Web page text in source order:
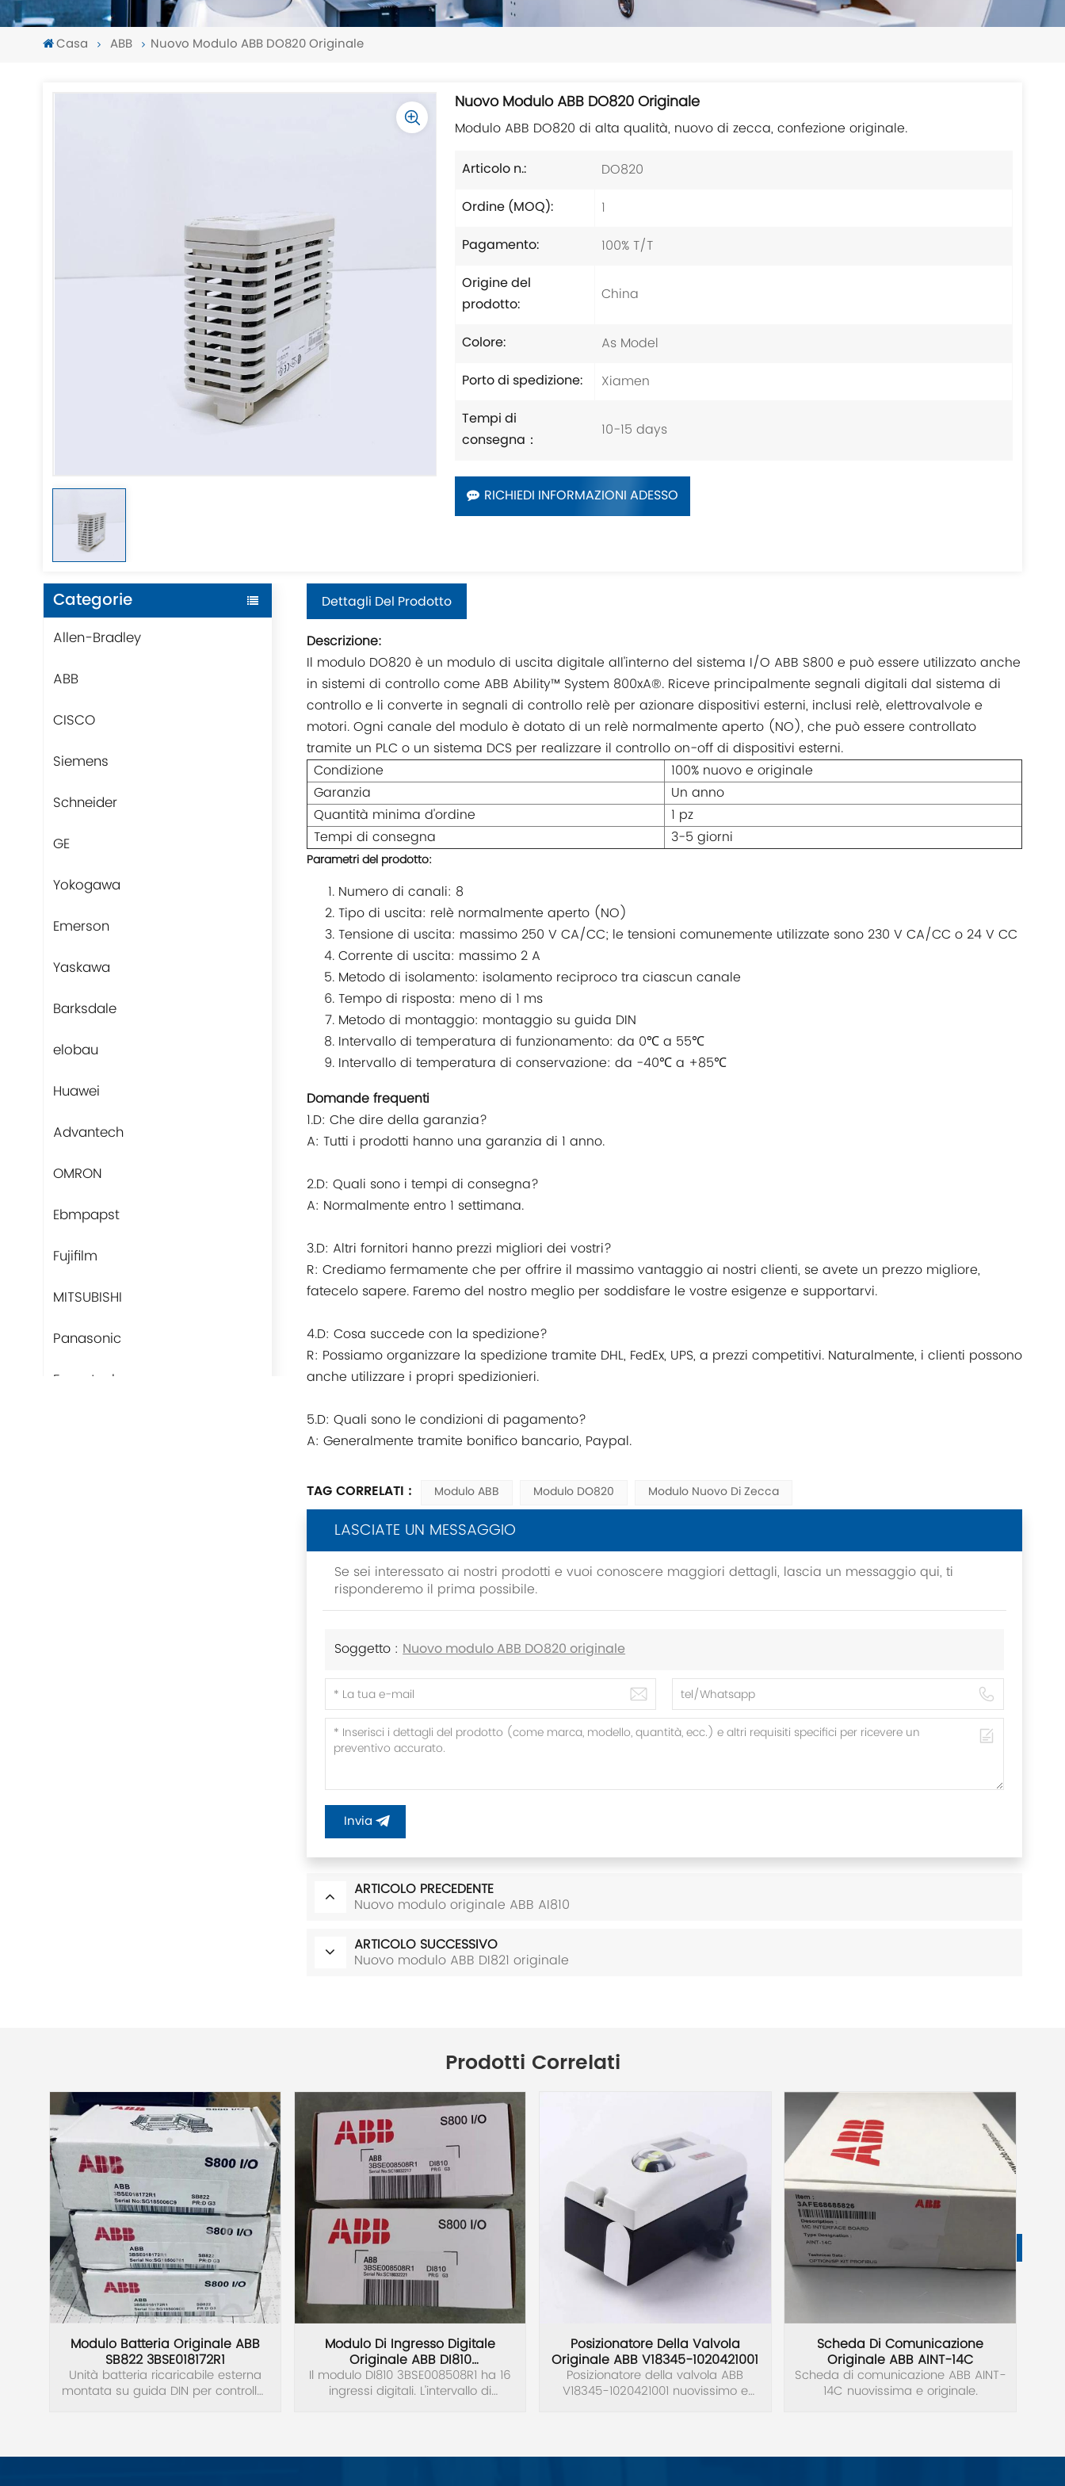
Casa ABB Nuovo Modulo ABB DO820 Originale
Nuovo Modulo ABB DO820 Originale
Modulo ABB DO820 di alta qualità, nuovo di zecca, confezione originale.
Articolo n.:
DO820
Ordine (MOQ):
1
Pagamento:
100% T/T
Origine del
prodotto:
China
Colore:
As Model
Porto di spedizione:
Xiamen
Tempi di
consegna：
10-15 days
RICHIEDI INFORMAZIONI ADESSO
Categorie
Allen-Bradley
ABB
CISCO
Siemens
Schneider
GE
Yokogawa
Emerson
Yaskawa
Barksdale
elobau
Huawei
Advantech
OMRON
Ebmpapst
Fujifilm
MITSUBISHI
Panasonic
Fans-tech
ANSON
Swissbit
B&R
Parker
AZBIL
VACON
Eaton
Keyence
Dettagli Del Prodotto
Descrizione:
Il modulo DO820 è un modulo di uscita digitale all'interno del sistema I/O ABB S800 e può essere utilizzato anche
in sistemi di controllo come ABB Ability™ System 800xA®. Riceve principalmente segnali digitali dal sistema di
controllo e li converte in segnali di controllo relè per azionare dispositivi esterni, inclusi relè, elettrovalvole e
motori. Ogni canale del modulo è dotato di un relè normalmente aperto (NO), che può essere controllato
tramite un PLC o un sistema DCS per realizzare il controllo on-off di dispositivi esterni.
Condizione
100% nuovo e originale
Garanzia
Un anno
Quantità minima d'ordine
1 pz
Tempi di consegna
3-5 giorni
Parametri del prodotto:
Numero di canali: 8
Tipo di uscita: relè normalmente aperto (NO)
Tensione di uscita: massimo 250 V CA/CC; le tensioni comunemente utilizzate sono 230 V CA/CC o 24 V CC
Corrente di uscita: massimo 2 A
Metodo di isolamento: isolamento reciproco tra ciascun canale
Tempo di risposta: meno di 1 ms
Metodo di montaggio: montaggio su guida DIN
Intervallo di temperatura di funzionamento: da 0℃ a 55℃
Intervallo di temperatura di conservazione: da -40℃ a +85℃
Domande frequenti
1.D: Che dire della garanzia?
A: Tutti i prodotti hanno una garanzia di 1 anno.
2.D: Quali sono i tempi di consegna?
A: Normalmente entro 1 settimana.
3.D: Altri fornitori hanno prezzi migliori dei vostri?
R: Crediamo fermamente che per offrire il massimo vantaggio ai nostri clienti, se avete un prezzo migliore,
fatecelo sapere. Faremo del nostro meglio per soddisfare le vostre esigenze e supportarvi.
4.D: Cosa succede con la spedizione?
R: Possiamo organizzare la spedizione tramite DHL, FedEx, UPS, a prezzi competitivi. Naturalmente, i clienti possono
anche utilizzare i propri spedizionieri.
5.D: Quali sono le condizioni di pagamento?
A: Generalmente tramite bonifico bancario, Paypal.
TAG CORRELATI : Modulo ABB Modulo DO820 Modulo Nuovo Di Zecca
LASCIATE UN MESSAGGIO
Se sei interessato ai nostri prodotti e vuoi conoscere maggiori dettagli, lascia un messaggio qui, ti
risponderemo il prima possibile.
Soggetto :Nuovo modulo ABB DO820 originale
Invia
ARTICOLO PRECEDENTE
Nuovo modulo originale ABB AI810
ARTICOLO SUCCESSIVO
Nuovo modulo ABB DI821 originale
Prodotti Correlati
Modulo Batteria Originale ABB
SB822 3BSE018172R1
Unità batteria ricaricabile esterna
montata su guida DIN per controller
Larghezza=85 mm. Quantità
Modulo Di Ingresso Digitale
Originale ABB DI810
3BSE008508R1
Il modulo DI810 3BSE008508R1 ha 16
ingressi digitali. L'intervallo di
Posizionatore Della Valvola
Originale ABB V18345-1020421001
Posizionatore della valvola ABB
V18345-1020421001 nuovissimo e
Scheda Di Comunicazione
Originale ABB AINT-14C
Scheda di comunicazione ABB AINT-
14C nuovissima e originale.